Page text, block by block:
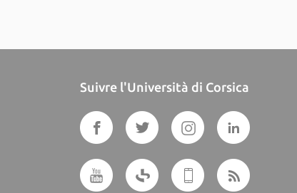
Suivre l'Università di Corsica